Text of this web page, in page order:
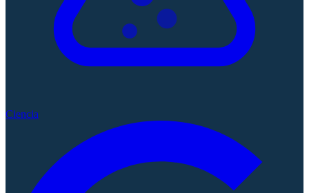
Ciencia